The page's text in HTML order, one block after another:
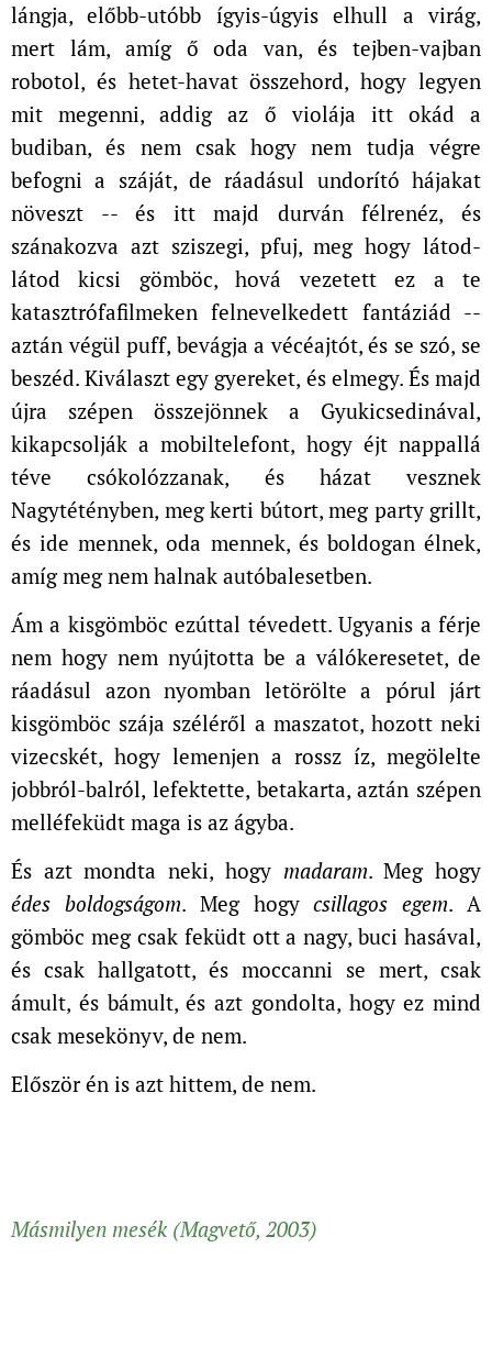
lángja, előbb-utóbb ígyis-úgyis elhull a virág,
mert lám, amíg ő oda van, és tejben-vajban
robotol, és hetet-havat összehord, hogy legyen
mit megenni, addig az ő violája itt okád a
budiban, és nem csak hogy nem tudja végre
befogni a száját, de ráadásul undorító hájakat
növeszt -- és itt majd durván félrenéz, és
szánakozva azt sziszegi, pfuj, meg hogy látod-
látod kicsi gömböc, hová vezetett ez a te
katasztrófafilmeken felnevelkedett fantáziád --
aztán végül puff, bevágja a vécéajtót, és se szó, se
beszéd. Kiválaszt egy gyereket, és elmegy. És majd
újra szépen összejönnek a Gyukicsedinával,
kikapcsolják a mobiltelefont, hogy éjt nappallá
téve csókolózzanak, és házat vesznek
Nagytétényben, meg kerti bútort, meg party grillt,
és ide mennek, oda mennek, és boldogan élnek,
amíg meg nem halnak autóbalesetben.
Ám a kisgömböc ezúttal tévedett. Ugyanis a férje
nem hogy nem nyújtotta be a válókeresetet, de
ráadásul azon nyomban letörölte a pórul járt
kisgömböc szája széléről a maszatot, hozott neki
vizecskét, hogy lemenjen a rossz íz, megölelte
jobbról-balról, lefektette, betakarta, aztán szépen
melléfeküdt maga is az ágyba.
És azt mondta neki, hogy madaram. Meg hogy
édes boldogságom. Meg hogycsillagos egem. A
gömböc meg csak feküdt ott a nagy, buci hasával,
és csak hallgatott, és moccanni se mert, csak
ámult, és bámult, és azt gondolta, hogy ez mind
csak mesekönyv, de nem.
Először én is azt hittem, de nem.
Másmilyen mesék (Magvető, 2003)